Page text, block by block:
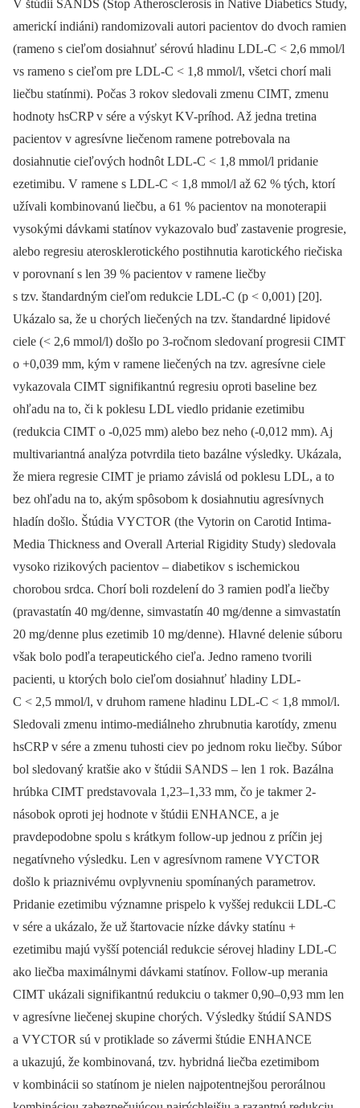
V štúdii SANDS (Stop Atherosclerosis in Native Diabetics Study,
americkí indiáni) randomizovali autori pacientov do dvoch ramien
(rameno s cieľom dosiahnuť sérovú hladinu LDL-C < 2,6 mmol/l
vs rameno s cieľom pre LDL-C < 1,8 mmol/l, všetci chorí mali
liečbu statínmi). Počas 3 rokov sledovali zmenu CIMT, zmenu
hodnoty hsCRP v sére a výskyt KV-príhod. Až jedna tretina
pacientov v agresívne liečenom ramene potrebovala na
dosiahnutie cieľových hodnôt LDL-C < 1,8 mmol/l pridanie
ezetimibu. V ramene s LDL-C < 1,8 mmol/l až 62 % tých, ktorí
užívali kombinovanú liečbu, a 61 % pacientov na monoterapii
vysokými dávkami statínov vykazovalo buď zastavenie progresie,
alebo regresiu aterosklerotického postihnutia karotického riečiska
v porovnaní s len 39 % pacientov v ramene liečby
s tzv. štandardným cieľom redukcie LDL-C (p < 0,001) [20].
Ukázalo sa, že u chorých liečených na tzv. štandardné lipidové
ciele (< 2,6 mmol/l) došlo po 3-ročnom sledovaní progresii CIMT
o +0,039 mm, kým v ramene liečených na tzv. agresívne ciele
vykazovala CIMT signifikantnú regresiu oproti baseline bez
ohľadu na to, či k poklesu LDL viedlo pridanie ezetimibu
(redukcia CIMT o -0,025 mm) alebo bez neho (-0,012 mm). Aj
multivariantná analýza potvrdila tieto bazálne výsledky. Ukázala,
že miera regresie CIMT je priamo závislá od poklesu LDL, a to
bez ohľadu na to, akým spôsobom k dosiahnutiu agresívnych
hladín došlo. Štúdia VYCTOR (the Vytorin on Carotid Intima-
Media Thickness and Overall Arterial Rigidity Study) sledovala
vysoko rizikových pacientov –⁠ diabetikov s ischemickou
chorobou srdca. Chorí boli rozdelení do 3 ramien podľa liečby
(pravastatín 40 mg/denne, simvastatín 40 mg/denne a simvastatín
20 mg/denne plus ezetimib 10 mg/denne). Hlavné delenie súboru
však bolo podľa terapeutického cieľa. Jedno rameno tvorili
pacienti, u ktorých bolo cieľom dosiahnuť hladiny LDL-
C < 2,5 mmol/l, v druhom ramene hladinu LDL-C < 1,8 mmol/l.
Sledovali zmenu intimo-mediálneho zhrubnutia karotídy, zmenu
hsCRP v sére a zmenu tuhosti ciev po jednom roku liečby. Súbor
bol sledovaný kratšie ako v štúdii SANDS –⁠ len 1 rok. Bazálna
hrúbka CIMT predstavovala 1,23–1,33 mm, čo je takmer 2-
násobok oproti jej hodnote v štúdii ENHANCE, a je
pravdepodobne spolu s krátkym follow-up jednou z príčin jej
negatívneho výsledku. Len v agresívnom ramene VYCTOR
došlo k priaznivému ovplyvneniu spomínaných parametrov.
Pridanie ezetimibu významne prispelo k vyššej redukcii LDL-C
v sére a ukázalo, že už štartovacie nízke dávky statínu +
ezetimibu majú vyšší potenciál redukcie sérovej hladiny LDL-C
ako liečba maximálnymi dávkami statínov. Follow-up merania
CIMT ukázali signifikantnú redukciu o takmer 0,90–0,93 mm len
v agresívne liečenej skupine chorých. Výsledky štúdií SANDS
a VYCTOR sú v protiklade so závermi štúdie ENHANCE
a ukazujú, že kombinovaná, tzv. hybridná liečba ezetimibom
v kombinácii so statínom je nielen najpotentnejšou perorálnou